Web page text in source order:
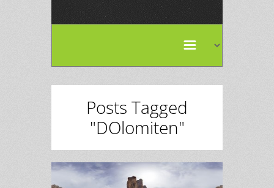
Posts Tagged
"DOlomiten"